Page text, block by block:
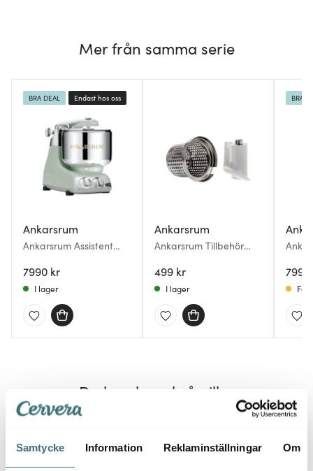
Samtycke Information Reklaminställningar Om
Mer från samma serie
Ankarsrum
Ankarsrum Assistent
AKM6230 Nordic Sage
7990 kr
BRA DEAL Endast hos oss
I lager
Ankarsrum
Ankarsrum Tillbehör
499 kr
I lager
BRA
Få
Du kanske också gillar